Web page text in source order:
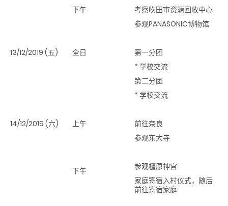
下午
考察吹田市资源回收中心
参观PANASONIC博物馆
13/12/2019 (五) 全日
第一分团
* 学校交流
第二分团
* 学校交流
14/12/2019 (六) 上午
前往奈良
参观东大寺
下午
参观橿原神宫
家庭寄宿入村仪式，随后
前往寄宿家庭